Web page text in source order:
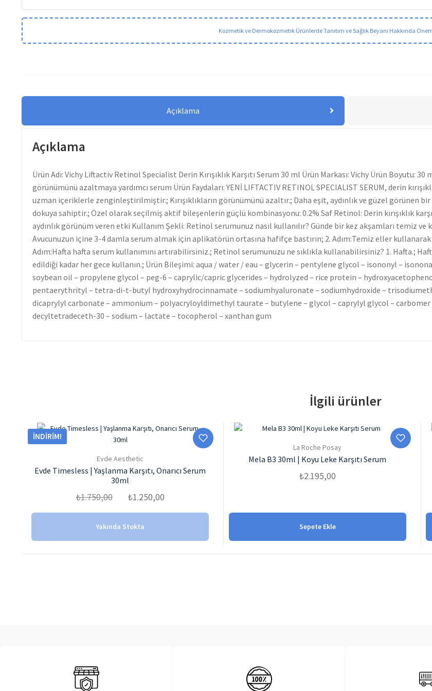
Kozmetik ve Dermokozmetik Ürünlerde Tanıtım ve Sağlık Beyanı Hakkında
Açıklama
Açıklama
Ürün Adı: Vichy Liftactiv Retinol Specialist Derin Kırışıklık Karşıtı Serum 30 ml Ürün Markası: Vichy Ürün Boyutu: 30
görünümünü azaltmaya yardımcı serum Ürün Faydaları: YENİ LIFTACTIV RETINOL SPECIALIST SERUM, derin
uzman içeriklerle zenginleştirilmiştir.; Kırışıklıkların görünümünü azaltır.; Daha eşit, aydınlık ve güzel görünen
dokuya sahiptir.; Özel olarak seçilmiş aktif bileşenlerin güçlü kombinasyonu: 0.2% Saf Retinol: Derin kırışıklık
aydınlık görünüm veren etki Kullanım Şekli: Retinol serumunuz nasıl kullanılır? Günde bir kez akşamları temiz ve
Avucunuzun içine 3-4 damla serum almak için aplikatörün ortasına hafifçe bastırın; 2. Adım:Temiz eller
Adım:Hafta hafta serum kullanımını artırabilirsiniz.; Retinol serumunuzu ne sıklıkla kullanabilirsiniz? 1. Hafta.;
edildiği kadar her gece kullanın.; Ürün Bileşimi: aqua / water / eau – glycerin – pentylene glycol – isononyl –
soybean oil – propylene glycol – peg-6 – caprylic/capric glycerides – hydrolyzed – rice protein –
pentaerythrityl – tetra-di-t-butyl hydroxyhydrocinnamate – sodiumhyaluronate – sodiumhydroxide –
dicaprylyl carbonate – ammonium – polyacryloyldimethyl taurate – butylene – glycol – caprylyl glycol –
decyltetradeceth-30 – sodium – lactate – tocopherol – xanthan gum
İlgili ürünler
Evde Aesthetic
Evde Timesless | Yaşlanma Karşıtı, Onarıcı Serum
30ml
İNDIRIM!
₺1.750,00
Orijinal
fiyat:
₺1.750,00.
₺1.250,00Şu
andaki
₺1.250,00.
Yakında Stokta
La Roche Posay
Mela B3 30ml | Koyu Leke Karşıtı Serum
₺2.195,00
Sepete Ekle